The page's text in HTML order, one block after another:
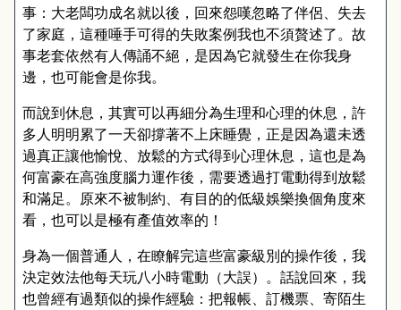
事 ： 大老闆功成名就以後 ， 回來怨嘆忽略了伴侶
失去
了家庭 ， 這種唾手可得的失敗案例我也不須贅述了 。 故
事老套依然有人傳誦不絕 ， 是因為它就發生在你我身
邊 ， 也可能會是你我。
而說到休息 ， 其實可以再細分為生理和心理的休息 ， 許
多人明明累了一天卻撐著不上床睡覺 ， 正是因為還未透
過真正讓他愉悅
放鬆的方式得到心理休息 ， 這也是為
何富豪在高強度腦力運作後 ， 需要透過打電動得到放鬆
和滿足 。
原來不被制約、有目的的低級娛樂換個角度來
看，也可以是極有產值效率的！
身為一個普通人 ， 在瞭解完這些富豪級別的操作後 ， 我
決定效法他每天玩八小時電動 （大誤）。 話說回來 ， 我
也曾經有過類似的操作經驗 ： 把報帳 訂機票
寄陌生